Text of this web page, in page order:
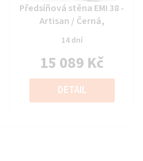
Průměrné
hodnocení
produktu
je
0,0
z
5
Předsíňová stěna EMI 38 -
Artisan / Černá,
14 dní
15 089 Kč
Měrná
cena:
DETAIL